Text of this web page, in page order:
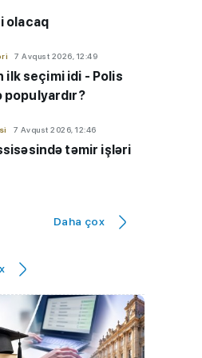
olacaq
7 Avqust 2026, 12:49
ilk seçimi idi - Polis
populyardır?
7 Avqust 2026, 12:46
təmir işləri
daha
Avqust 2026, 11:50
nüfuzlu
davam
Daha çox